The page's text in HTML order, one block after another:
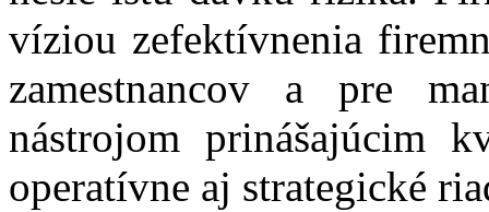
víziou zefektívnenia
zamestnancov a pre
nástrojom prinášajúcim
operatívne aj strategické